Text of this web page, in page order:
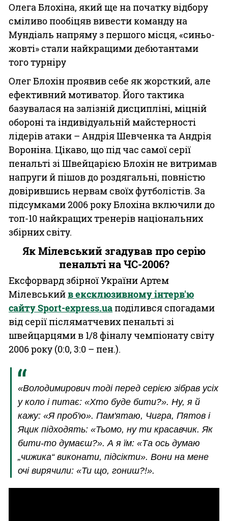
Олега Блохіна, який ще на початку відбору
сміливо пообіцяв вивести команду на
Мундіаль напряму з першого місця, «синьо-
жовті» стали найкращими дебютантами
того турніру
Олег Блохін проявив себе як жорсткий, але
ефективний мотиватор. Його тактика
базувалася на залізній дисципліні, міцній
обороні та індивідуальній майстерності
лідерів атаки – Андрія Шевченка та Андрія
Вороніна. Цікаво, що під час самої серії
пенальті зі Швейцарією Блохін не витримав
напруги й пішов до роздягальні, повністю
довірившись нервам своїх футболістів. За
підсумками 2006 року Блохіна включили до
топ-10 найкращих тренерів національних
збірних світу.
Як Мілевський згадував про серію
пенальті на ЧС-2006?
Ексфорвард збірної України Артем
Мілевськийв ексклюзивному інтерв'ю
сайту Sport-express.uaподілився спогадами
від серії післяматчевих пенальті зі
швейцарцями в 1/8 фіналу чемпіонату світу
2006 року (0:0, 3:0 – пен.).
«Володимирович тоді перед серією зібрав усіх
у коло і питає: «Хто буде бити?». Ну, я й
кажу: «Я проб'ю». Пам'ятаю, Чигра, Пятов і
Яцик підходять: «Тьомо, ну ти красавчик. Як
бити-то думаєш?». А я їм: «Та ось думаю
„чижика“ виконати, підсікти». Вони на мене
очі вирячили: «Ти що, гониш?!».